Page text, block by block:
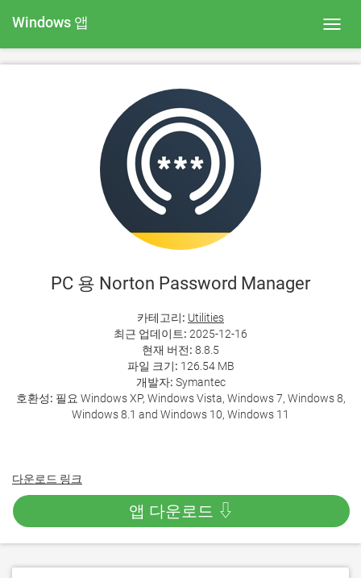
Windows 앱
PC 용 Norton Password Manager
카테고리: Utilities
최근 업데이트: 2025-12-16
현재 버전: 8.8.5
파일 크기: 126.54 MB
개발자: Symantec
호환성: 필요 Windows XP, Windows Vista, Windows 7, Windows 8,
Windows 8.1 and Windows 10, Windows 11
다운로드 링크
앱 다운로드 ⇩